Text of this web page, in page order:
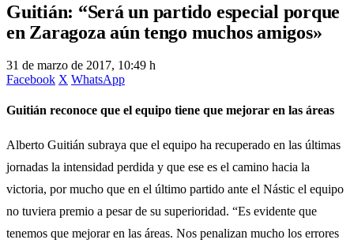
Guitián: “Será un partido especial porque
en Zaragoza aún tengo muchos amigos»
31 de marzo de 2017, 10:49 h
Facebook X WhatsApp
Guitián reconoce que el equipo tiene que mejorar en las áreas
Alberto Guitián subraya que el equipo ha recuperado en las últimas
jornadas la intensidad perdida y que ese es el camino hacia la
victoria, por mucho que en el último partido ante el Nástic el equipo
no tuviera premio a pesar de su superioridad. “Es evidente que
tenemos que mejorar en las áreas. Nos penalizan mucho los errores